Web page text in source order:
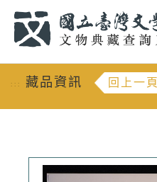
::: 藏品資訊 回上一頁